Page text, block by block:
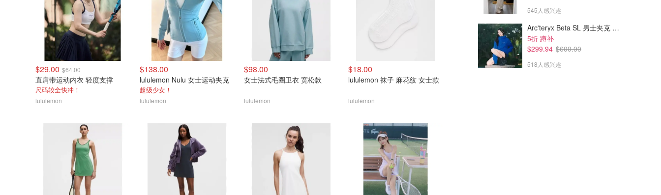
$29.00 $64.00
直肩带运动内衣 轻度支撑
尺码较全快冲！
lululemon
$138.00
lululemon Nulu 女士运动夹克
超级少女！
lululemon
$98.00
女士法式毛圈卫衣 宽松款
lululemon
$18.00
lululemon 袜子 麻花纹 女士款
lululemon
545人感兴趣
Arc'teryx Beta SL 男士夹克 黑色
5折 蹲补
$299.94 $600.00
518人感兴趣